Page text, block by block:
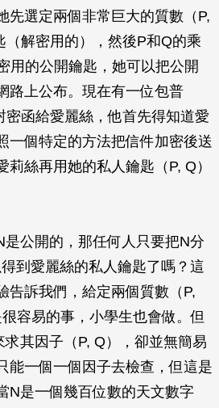
先選定兩個非常巨大的質數（P,
（解密用的），然後P和Q的乘
用的公開鑰匙，她可以把公開
路上公布。現在有一位包普
密函給愛麗絲，他首先得知道愛
一個特定的方法把信件加密後送
莉絲再用她的私人鑰匙（P, Q）
公開的，那任何人只要把N分
到愛麗絲的私人鑰匙了嗎？這
告訴我們，給定兩個質數（P,
容易的事，小學生也會做。但
其因子（P, Q），卻並無簡易
能一個一個因子去檢查，但這是
N是一個幾百位數的天文數字